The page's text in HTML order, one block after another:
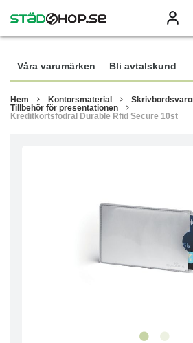
Våra varumärken Bli avtalskund
Hem Kontorsmaterial
Tillbehör för presentationen
Kreditkortsfodral Durable Rfid Secure 10st